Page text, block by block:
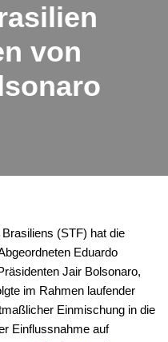
von
(STF) hat die
Eduardo
Jair Bolsonaro,
im Rahmen laufender
Einmischung in die
Einflussnahme auf